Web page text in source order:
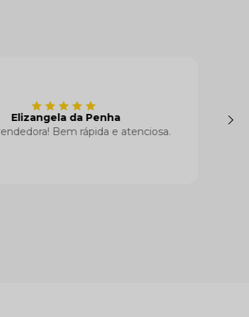
Larissa Bornichelli
Vendedora Nathalia, super simpática!